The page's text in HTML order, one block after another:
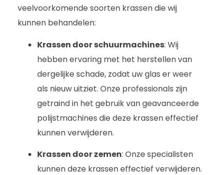
veelvoorkomende soorten krassen die wij
kunnen behandelen:
Krassen door schuurmachines: Wij
hebben ervaring met het herstellen van
dergelijke schade, zodat uw glas er weer
als nieuw uitziet. Onze professionals zijn
getraind in het gebruik van geavanceerde
polijstmachines die deze krassen effectief
kunnen verwijderen.
Krassen door zemen: Onze specialisten
kunnen deze krassen effectief verwijderen.